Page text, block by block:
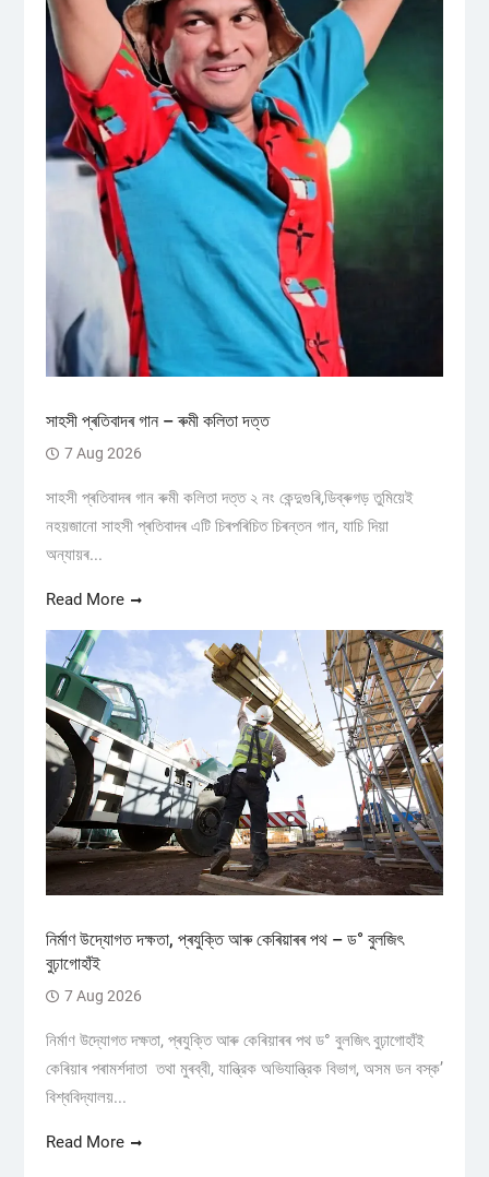
সাহসী প্ৰতিবাদৰ গান – ৰুমী কলিতা দত্ত
7 Aug 2026
সাহসী প্ৰতিবাদৰ গান ৰুমী কলিতা দত্ত ২ নং কেন্দুগুৰি,ডিব্ৰুগড় তুমিয়েই
নহয়জানো সাহসী প্ৰতিবাদৰ এটি চিৰপৰিচিত চিৰন্তন গান, যাচি দিয়া
অন্যায়ৰ...
Read More
নিৰ্মাণ উদ্যোগত দক্ষতা, প্ৰযুক্তি আৰু কেৰিয়াৰৰ পথ – ড° বুলজিৎ
বুঢ়াগোহাঁই
7 Aug 2026
নিৰ্মাণ উদ্যোগত দক্ষতা, প্ৰযুক্তি আৰু কেৰিয়াৰৰ পথ ড° বুলজিৎ বুঢ়াগোহাঁই
কেৰিয়াৰ পৰামৰ্শদাতা তথা মুৰব্বী, যান্ত্রিক অভিযান্ত্রিক বিভাগ, অসম ডন বস্ক’
বিশ্ববিদ্যালয়...
Read More